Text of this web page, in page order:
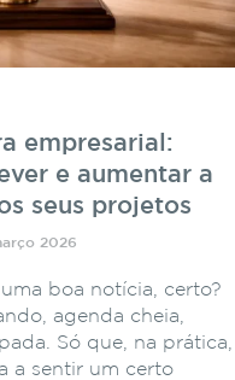
empresarial:
e aumentar a
seus projetos
2026
boa notícia, certo?
agenda cheia,
Só que, na prática,
a sentir um certo